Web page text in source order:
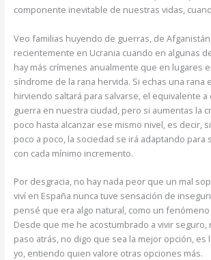
componente inevitable de nuestras vidas,
Veo familias huyendo de guerras, de
recientemente en Ucrania cuando en algunas
hay más crímenes anualmente que en lugares
síndrome de la rana hervida. Si echas una rana
hirviendo saltará para salvarse, el equivalente
guerra en nuestra ciudad, pero si aumentas la
poco hasta alcanzar ese mismo nivel, es decir,
poco a poco, la sociedad se irá adaptando para
con cada mínimo incremento.
Por desgracia, no hay nada peor que un mal
viví en España nunca tuve sensación de
pensé que era algo natural, como un
Desde que me he acostumbrado a vivir
paso atrás, no digo que sea la mejor opción, es
yo, entiendo quien valore otras opciones más.